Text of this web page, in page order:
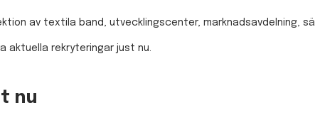
av textila band, utvecklingscenter, marknadsavdelning,
aktuella rekryteringar just nu.
nu